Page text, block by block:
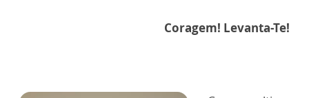
Coragem! Levanta-Te!